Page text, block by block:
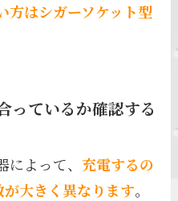
方はシガーソケット型
っているか確認する
によって、充電するの
大きく異なります。